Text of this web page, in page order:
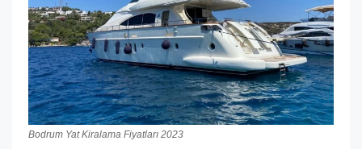
Bodrum Yat Kiralama Fiyatları 2023